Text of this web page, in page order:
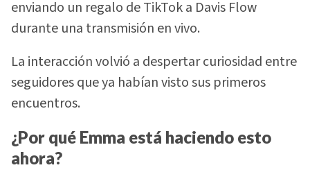
enviando un regalo de TikTok a Davis Flow
durante una transmisión en vivo.
La interacción volvió a despertar curiosidad entre
seguidores que ya habían visto sus primeros
encuentros.
¿Por qué Emma está haciendo esto
ahora?